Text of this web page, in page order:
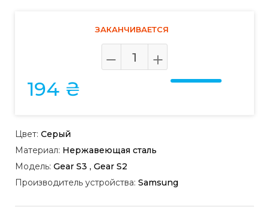
ЗАКАНЧИВАЕТСЯ
194 ₴
Цвет: Серый
Материал: Нержавеющая сталь
Модель: Gear S3 , Gear S2
Производитель устройства: Samsung